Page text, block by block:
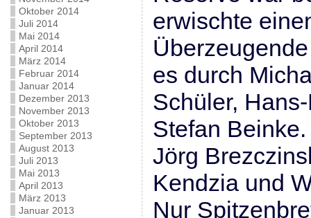
Oktober 2014
Juli 2014
Mai 2014
April 2014
März 2014
Februar 2014
Januar 2014
Dezember 2013
November 2013
Oktober 2013
September 2013
August 2013
Juli 2013
Mai 2013
April 2013
März 2013
Januar 2013
erwischte
es durch
Schüler,
Stefan
Jörg
Kendzia und
Nur